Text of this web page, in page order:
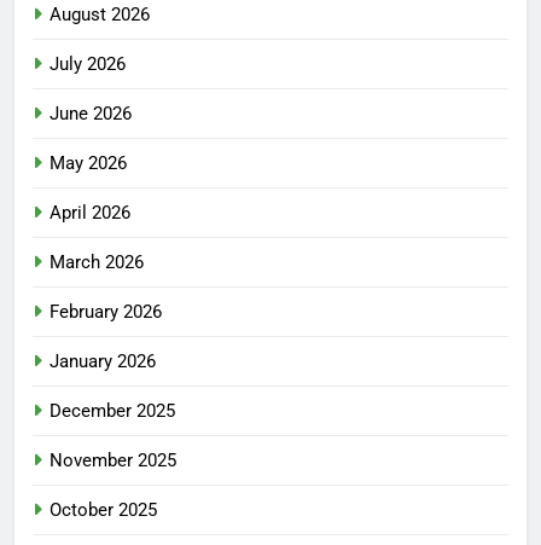
August 2026
July 2026
June 2026
May 2026
April 2026
March 2026
February 2026
January 2026
December 2025
November 2025
October 2025